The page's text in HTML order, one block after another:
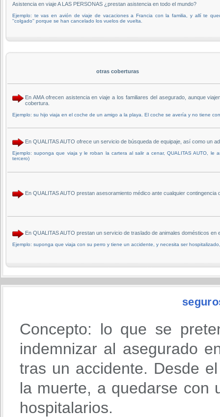
Asistencia en viaje A LAS PERSONAS ¿prestan asistencia en todo el mundo?
Ejemplo: te vas en avión de viaje de vacaciones a Francia con la familia, y allí te
''colgado'' porque se han cancelado los vuelos de vuelta.
otras coberturas
En AMA ofrecen asistencia en viaje a los familiares del asegurado, aunque
cobertura.
Ejemplo: su hijo viaja en el coche de un amigo a la playa. El coche se avería y no tiene
En QUALITAS AUTO ofrece un servicio de búsqueda de equipaje, así como un
Ejemplo: suponga que viaja y le roban la cartera al salir a cenar, QUALITAS AUTO,
tercero)
En QUALITAS AUTO prestan asesoramiento médico ante cualquier
En QUALITAS AUTO prestan un servicio de traslado de animales domésticos
Ejemplo: suponga que viaja con su perro y tiene un accidente, y necesita ser
Concepto: lo que se
indemnizar al asegurado
tras un accidente. Desde
la muerte, a quedarse con
hospitalarios.